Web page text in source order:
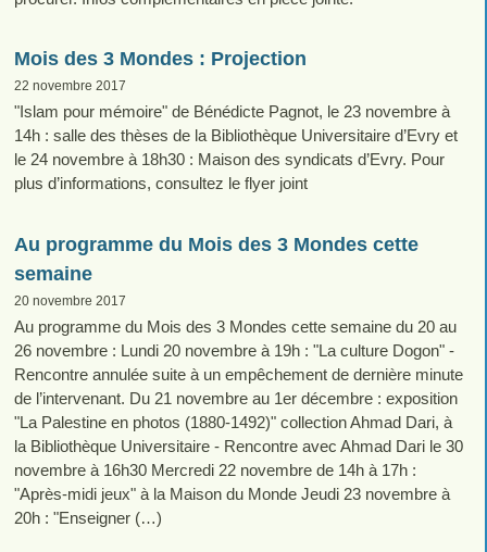
Mois des 3 Mondes : Projection
22 novembre 2017
"Islam pour mémoire" de Bénédicte Pagnot, le 23 novembre à
14h : salle des thèses de la Bibliothèque Universitaire d’Evry et
le 24 novembre à 18h30 : Maison des syndicats d’Evry. Pour
plus d’informations, consultez le flyer joint
Au programme du Mois des 3 Mondes cette
semaine
20 novembre 2017
Au programme du Mois des 3 Mondes cette semaine du 20 au
26 novembre : Lundi 20 novembre à 19h : "La culture Dogon" -
Rencontre annulée suite à un empêchement de dernière minute
de l’intervenant. Du 21 novembre au 1er décembre : exposition
"La Palestine en photos (1880-1492)" collection Ahmad Dari, à
la Bibliothèque Universitaire - Rencontre avec Ahmad Dari le 30
novembre à 16h30 Mercredi 22 novembre de 14h à 17h :
"Après-midi jeux" à la Maison du Monde Jeudi 23 novembre à
20h : "Enseigner (…)